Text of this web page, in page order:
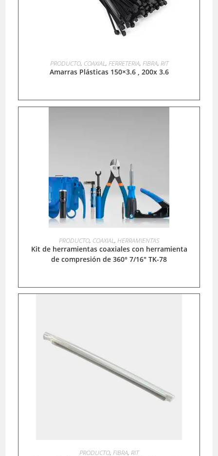
LEER MÁS
PRODUCTO, COAXIAL, FERRETERIA, FIBRA, RIT
Amarras Plásticas 150×3.6 , 200x 3.6
LEER MÁS
PRODUCTO, COAXIAL, HERRAMIENTAS
Kit de herramientas coaxiales con herramienta
de compresión de 360° 7/16″ TK-78
LEER MÁS
PRODUCTO, FIBRA, RIT